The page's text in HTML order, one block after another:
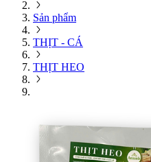
Sản phẩm
THỊT - CÁ
THỊT HEO